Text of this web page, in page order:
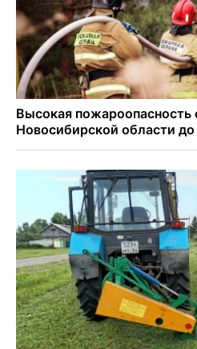
Похолодает до +8 в
понедельник 10 августа